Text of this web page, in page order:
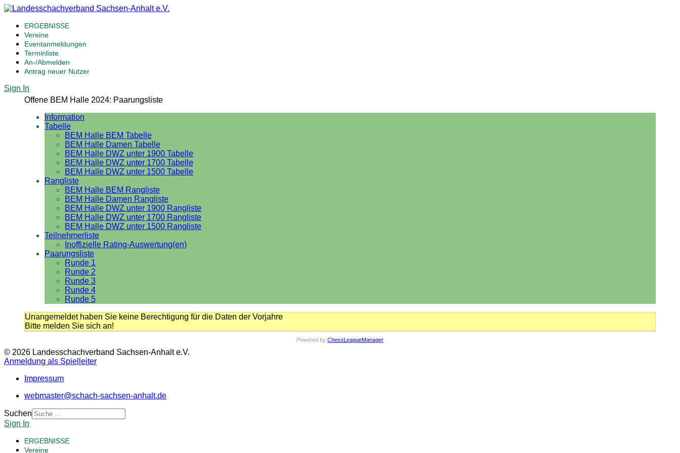
ERGEBNISSE
Vereine
Eventanmeldungen
Terminliste
An-/Abmelden
Antrag neuer Nutzer
Sign In
Offene BEM Halle 2024: Paarungsliste
Information
Tabelle
BEM Halle BEM Tabelle
BEM Halle Damen Tabelle
BEM Halle DWZ unter 1900 Tabelle
BEM Halle DWZ unter 1700 Tabelle
BEM Halle DWZ unter 1500 Tabelle
Rangliste
BEM Halle BEM Rangliste
BEM Halle Damen Rangliste
BEM Halle DWZ unter 1900 Rangliste
BEM Halle DWZ unter 1700 Rangliste
BEM Halle DWZ unter 1500 Rangliste
Teilnehmerliste
Inoffizielle Rating-Auswertung(en)
Paarungsliste
Runde 1
Runde 2
Runde 3
Runde 4
Runde 5
Unangemeldet haben Sie keine Berechtigung für die Daten der Vorjahre
Bitte melden Sie sich an!
Powered by ChessLeagueManager
© 2026 Landesschachverband Sachsen-Anhalt e.V.
Anmeldung als Spielleiter
Impressum
webmaster@schach-sachsen-anhalt.de
Suchen
Sign In
ERGEBNISSE
Vereine